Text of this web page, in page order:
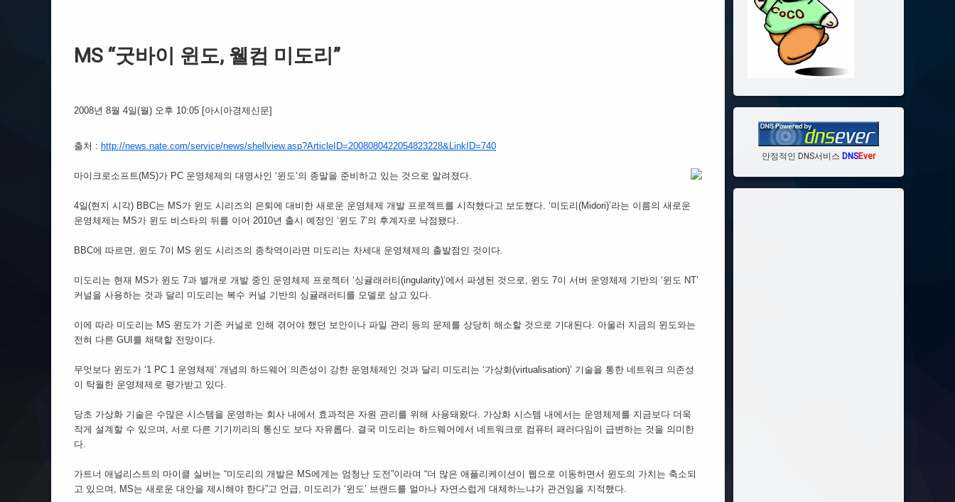
MS “굿바이 윈도, 웰컴 미도리”
2008년 8월 4일(월) 오후 10:05 [아시아경제신문]
출처 : http://news.nate.com/service/news/shellview.asp?ArticleID=2008080422054823228&LinkID=740
마이크로소프트(MS)가 PC 운영체제의 대명사인 ‘윈도’의 종말을 준비하고 있는 것으로 알려졌다.
4일(현지 시각) BBC는 MS가 윈도 시리즈의 은퇴에 대비한 새로운 운영체제 개발 프로젝트를 시작했다고 보도했다. ‘미도리(Midori)’라는 이름의 새로운
운영체제는 MS가 윈도 비스타의 뒤를 이어 2010년 출시 예정인 ‘윈도 7’의 후계자로 낙점됐다.
BBC에 따르면, 윈도 7이 MS 윈도 시리즈의 종착역이라면 미도리는 차세대 운영체제의 출발점인 것이다.
미도리는 현재 MS가 윈도 7과 별개로 개발 중인 운영체제 프로젝터 ‘싱귤래러티(ingularity)’에서 파생된 것으로, 윈도 7이 서버 운영체제 기반의 ‘윈도 NT’
커널을 사용하는 것과 달리 미도리는 복수 커널 기반의 싱귤래러티를 모델로 삼고 있다.
이에 따라 미도리는 MS 윈도가 기존 커널로 인해 겪어야 했던 보안이나 파일 관리 등의 문제를 상당히 해소할 것으로 기대된다. 아울러 지금의 윈도와는
전혀 다른 GUI를 채택할 전망이다.
무엇보다 윈도가 ‘1 PC 1 운영체제’ 개념의 하드웨어 의존성이 강한 운영체제인 것과 달리 미도리는 ‘가상화(virtualisation)’ 기술을 통한 네트워크 의존성
이 탁월한 운영체제로 평가받고 있다.
당초 가상화 기술은 수많은 시스템을 운영하는 회사 내에서 효과적은 자원 관리를 위해 사용돼왔다. 가상화 시스템 내에서는 운영체제를 지금보다 더욱
작게 설계할 수 있으며, 서로 다른 기기끼리의 통신도 보다 자유롭다. 결국 미도리는 하드웨어에서 네트워크로 컴퓨터 패러다임이 급변하는 것을 의미한
다.
가트너 애널리스트의 마이클 실버는 “미도리의 개발은 MS에게는 엄청난 도전”이라며 “더 많은 애플리케이션이 웹으로 이동하면서 윈도의 가치는 축소되
고 있으며, MS는 새로운 대안을 제시해야 한다”고 언급, 미도리가 ‘윈도’ 브랜드를 얼마나 자연스럽게 대체하느냐가 관건임을 지적했다.
안정적인 DNS서비스 DNSEver